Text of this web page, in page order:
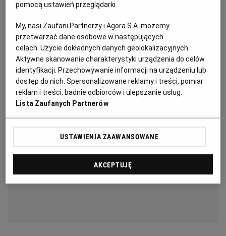
ZAKOPANE
ZIELONA GÓRA
Kotlety schabowe na ostro
Dla 3-6 osób
Przygotowanie: 30 minut
Marynowanie: 2-3 godziny (najlepiej całą noc)
pomocą ustawień przeglądarki.
My, nasi Zaufani Partnerzy i Agora S.A. możemy
przetwarzać dane osobowe w następujących
celach:Użycie dokładnych danych geolokalizacyjnych.
Aktywne skanowanie charakterystyki urządzenia do celów
identyfikacji. Przechowywanie informacji na urządzeniu lub
dostęp do nich. Spersonalizowane reklamy i treści, pomiar
reklam i treści, badnie odbiorców i ulepszanie usług.
Lista Zaufanych Partnerów
USTAWIENIA ZAAWANSOWANE
AKCEPTUJĘ